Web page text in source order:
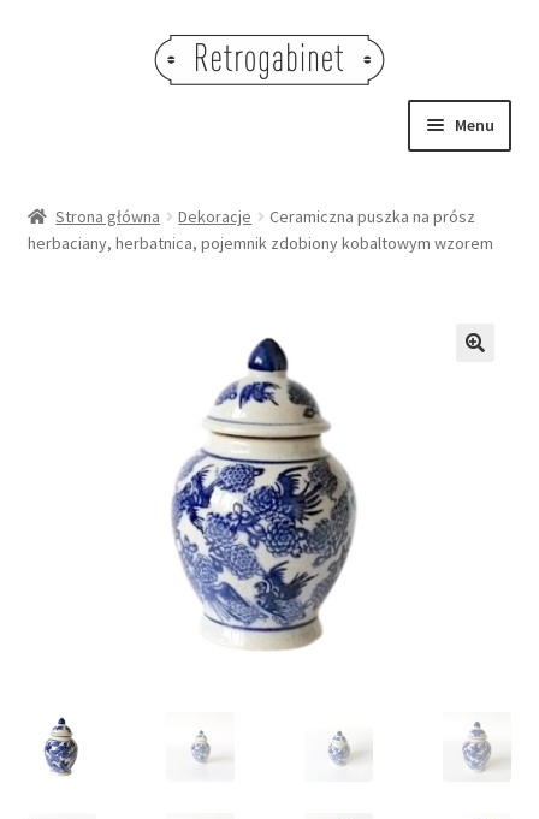
Menu
OBRAZY
Strona główna Dekoracje
Ceramiczna puszka na prósz
herbaciany, herbatnica, pojemnik zdobiony kobaltowym wzorem